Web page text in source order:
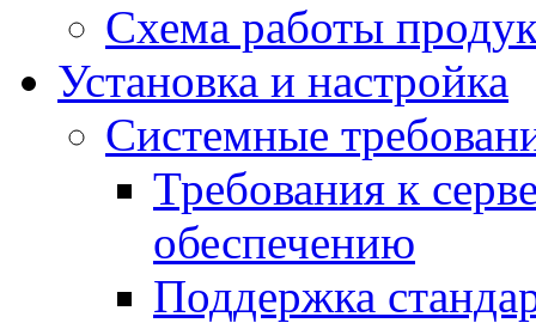
Схема работы
Установка и настройка
Системные
Требования к
обеспечению
Поддержка